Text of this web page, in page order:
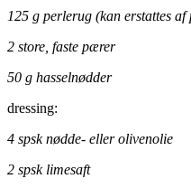
125 g perlerug (kan erstattes
2 store, faste pærer
50 g hasselnødder
dressing:
4 spsk nødde- eller olivenolie
2 spsk limesaft